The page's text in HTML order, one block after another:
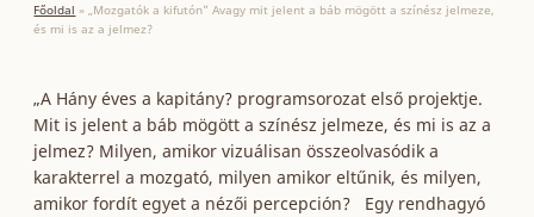
Főoldal »„Mozgatók a kifutón” Avagy mit jelent a báb mögött a színész jelmeze,
és mi is az a jelmez?
„A Hány éves a kapitány? programsorozat első projektje.
Mit is jelent a báb mögött a színész jelmeze, és mi is az a
jelmez? Milyen, amikor vizuálisan összeolvasódik a
karakterrel a mozgató, milyen amikor eltűnik, és milyen,
amikor fordít egyet a nézői percepción? Egy rendhagyó